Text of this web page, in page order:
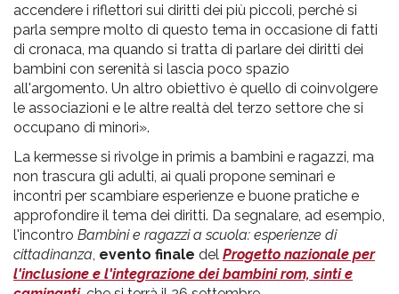
accendere i riflettori sui diritti dei più piccoli, perché si
parla sempre molto di questo tema in occasione di fatti
di cronaca, ma quando si tratta di parlare dei diritti dei
bambini con serenità si lascia poco spazio
all'argomento. Un altro obiettivo è quello di coinvolgere
le associazioni e le altre realtà del terzo settore che si
occupano di minori».
La kermesse si rivolge in primis a bambini e ragazzi, ma
non trascura gli adulti, ai quali propone seminari e
incontri per scambiare esperienze e buone pratiche e
approfondire il tema dei diritti. Da segnalare, ad esempio,
l'incontro Bambini e ragazzi a scuola: esperienze di
cittadinanza, evento finale del Progetto nazionale per
l'inclusione e l'integrazione dei bambini rom, sinti e